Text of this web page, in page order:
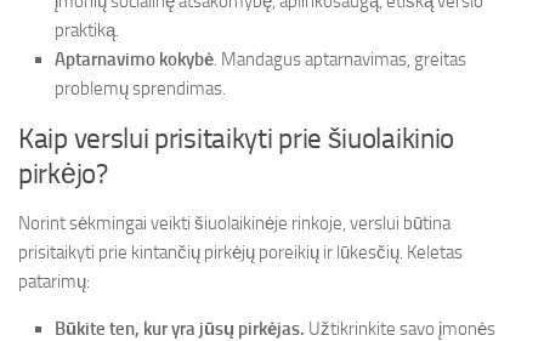
praktiką.
Aptarnavimo kokybė. Mandagus aptarnavimas, greitas
problemų sprendimas.
Kaip verslui prisitaikyti prie šiuolaikinio
pirkėjo?
Norint sėkmingai veikti šiuolaikinėje rinkoje, verslui būtina
prisitaikyti prie kintančių pirkėjų poreikių ir lūkesčių. Keletas
patarimų:
Būkite ten, kur yra jūsų pirkėjas. Užtikrinkite savo įmonės